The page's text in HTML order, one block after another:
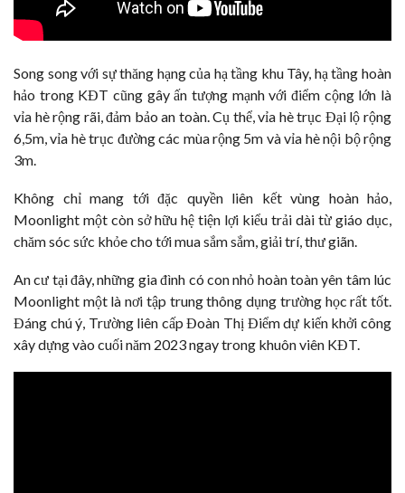
Song song với sự thăng hạng của hạ tầng khu Tây, hạ tầng hoàn
hảo trong KĐT cũng gây ấn tượng mạnh với điểm cộng lớn là
vỉa hè rộng rãi, đảm bảo an toàn. Cụ thể, vỉa hè trục Đại lộ rộng
6,5m, vỉa hè trục đường các mùa rộng 5m và vỉa hè nội bộ rộng
3m.
Không chỉ mang tới đặc quyền liên kết vùng hoàn hảo,
Moonlight một còn sở hữu hệ tiện lợi kiểu trải dài từ giáo dục,
chăm sóc sức khỏe cho tới mua sắm sắm, giải trí, thư giãn.
An cư tại đây, những gia đình có con nhỏ hoàn toàn yên tâm lúc
Moonlight một là nơi tập trung thông dụng trường học rất tốt.
Đáng chú ý, Trường liên cấp Đoàn Thị Điểm dự kiến khởi công
xây dựng vào cuối năm 2023 ngay trong khuôn viên KĐT.